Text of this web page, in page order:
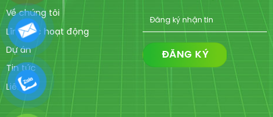
Về chúng tôi
Lĩnh vực hoạt động
Dự án
Tin tức
Liên hệ